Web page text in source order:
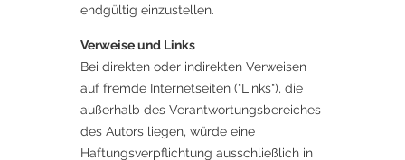
endgültig einzustellen.
Verweise und Links
Bei direkten oder indirekten Verweisen
auf fremde Internetseiten ("Links"), die
außerhalb des Verantwortungsbereiches
des Autors liegen, würde eine
Haftungsverpflichtung ausschließlich in